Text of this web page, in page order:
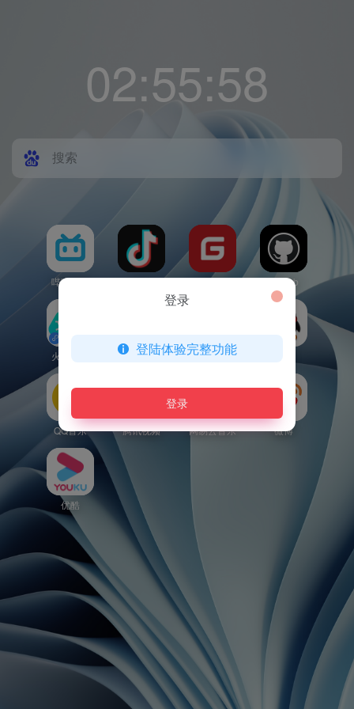
02:55:58
哔哩哔哩 抖音 Gitee GitHub
火山翻译 爱奇艺 快手
QQ音乐 腾讯视频 网易云音乐 微博
优酷
登录
登陆体验完整功能
登录